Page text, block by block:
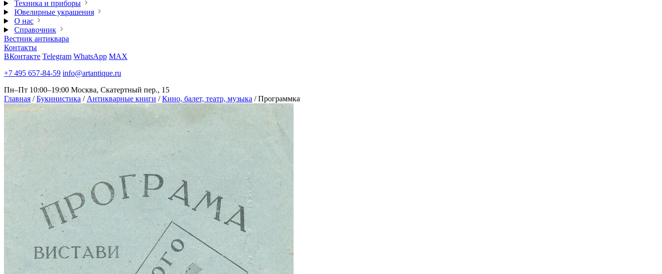
Техника и приборы
Ювелирные украшения
О нас
Справочник
Вестник антиквара
Контакты
ВКонтакте Telegram WhatsApp MAX
+7 495 657-84-59 info@artantique.ru
Пн–Пт 10:00–19:00 Москва, Скатертный пер., 15
Главная / Букинистика / Антикварные книги / Кино, балет, театр, музыка / Программка